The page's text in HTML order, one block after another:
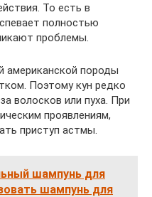
То есть в
полностью
проблемы.
американской породы
Поэтому кун редко
волосков или пуха. При
проявлениям,
приступ астмы.
шампунь для
шампунь для